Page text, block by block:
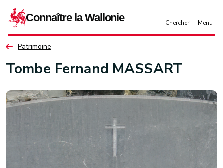
Patrimoine
Tombe Fernand MASSART